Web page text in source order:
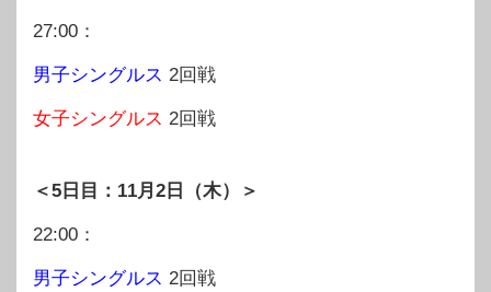
27:00：
男子シングルス 2回戦
女子シングルス 2回戦
＜5日目：11月2日（木）＞
22:00：
男子シングルス 2回戦